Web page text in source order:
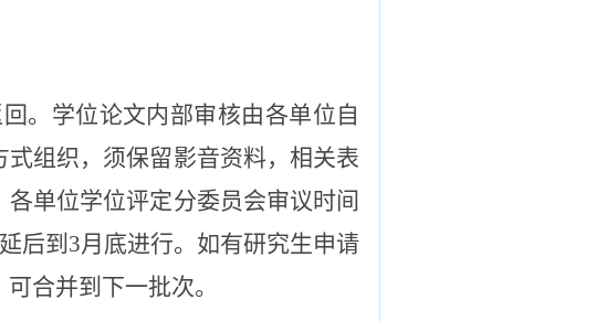
。学位论文内部审核由各单位自
组织，须保留影音资料，相关表
单位学位评定分委员会审议时间
后到3月底进行。如有研究生申请
合并到下一批次。